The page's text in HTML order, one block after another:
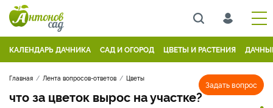
КАЛЕНДАРЬ ДАЧНИКА САД И ОГОРОД ЦВЕТЫ И РАСТЕНИЯ
Задать вопрос
Главная Лента вопросов-ответов Цветы
что за цветок вырос на участке?